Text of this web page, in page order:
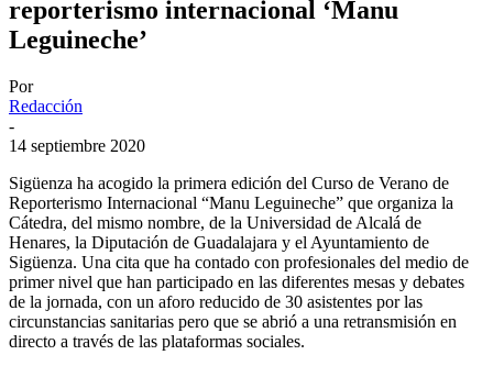
reporterismo internacional ‘Manu
Leguineche’
Por
Redacción
-
14 septiembre 2020
Sigüenza ha acogido la primera edición del Curso de Verano de
Reporterismo Internacional “Manu Leguineche” que organiza la
Cátedra, del mismo nombre, de la Universidad de Alcalá de
Henares, la Diputación de Guadalajara y el Ayuntamiento de
Sigüenza. Una cita que ha contado con profesionales del medio de
primer nivel que han participado en las diferentes mesas y debates
de la jornada, con un aforo reducido de 30 asistentes por las
circunstancias sanitarias pero que se abrió a una retransmisión en
directo a través de las plataformas sociales.